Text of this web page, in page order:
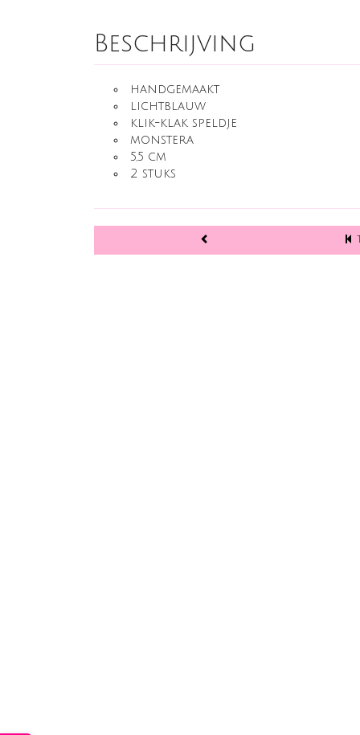
Beschrijving
handgemaakt
lichtblauw
klik-klak speldje
monstera
5,5 cm
2 stuks